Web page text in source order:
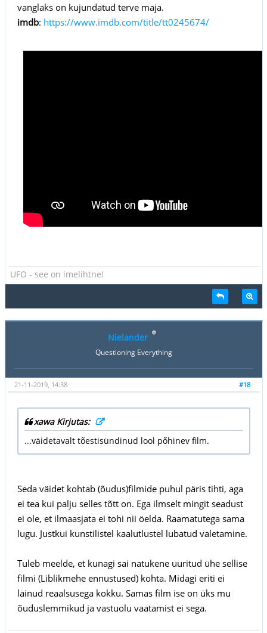
vanglaks on kujundatud terve maja.
imdb: https://www.imdb.com/title/tt0245674/
UFO - see on imelihtne!
Nielander
Questioning Everything
#18
21-11-2019, 14:38
xawa Kirjutas:
...väidetavalt tõestisündinud lool põhinev film.
Seda väidet kohtab (õudus)filmide puhul päris tihti, aga
ei tea kui palju selles tõtt on. Ega ilmselt mingit seadust
ei ole, et ilmaasjata ei tohi nii öelda. Raamatutega sama
lugu. Justkui kunstilistel kaalutlustel lubatud valetamine.
Tuleb meelde, et kunagi sai natukene uuritud ühe sellise
filmi (Liblikmehe ennustused) kohta. Midagi eriti ei
läinud reaalsusega kokku. Samas film ise on üks mu
õuduslemmikud ja vastuolu vaatamist ei sega.